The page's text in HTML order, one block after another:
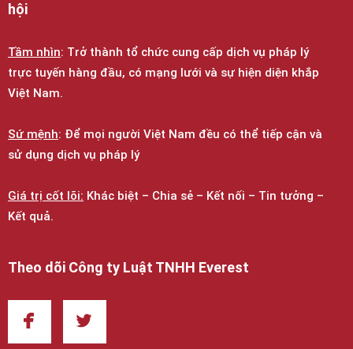
hội
Tầm nhìn: Trở thành tổ chức cung cấp dịch vụ pháp lý
trực tuyến hàng đầu, có mạng lưới và sự hiện diện khắp
Việt Nam.
Sứ mệnh: Để mọi người Việt Nam đều có thể tiếp cận và
sử dụng dịch vụ pháp lý
Giá trị cốt lõi: Khác biệt – Chia sẻ – Kết nối – Tin tưởng –
Kết quả.
Theo dõi Công ty Luật TNHH Everest